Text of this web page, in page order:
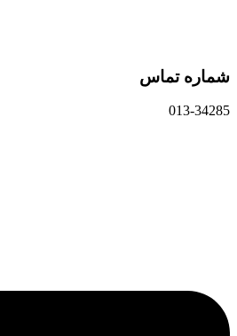
شماره تماس
013-34285